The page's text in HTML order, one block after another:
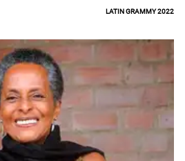
Latin Grammy 2022